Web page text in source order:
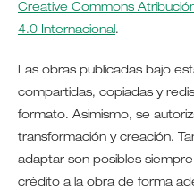
Creative Commons
4.0 Internacional.
Las obras publicadas bajo
compartidas, copiadas y
formato. Asimismo, se
transformación y creación.
adaptar son posibles
crédito a la obra de forma